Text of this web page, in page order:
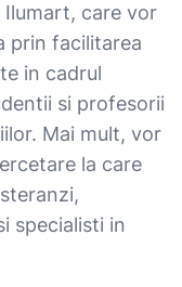
Ilumart, care vor
prin facilitarea
in cadrul
si profesorii
Mai mult, vor
la care
specialisti in